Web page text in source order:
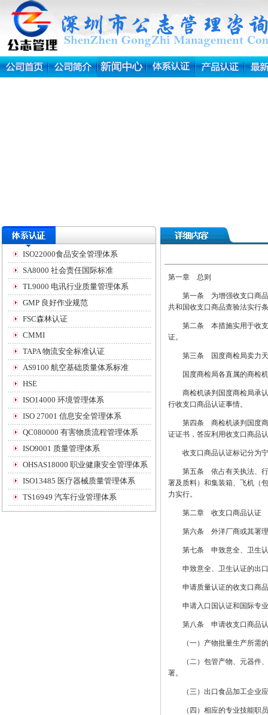
ISO22000食品安全管理体系
SA8000 社会责任国际标准
TL9000 电讯行业质量管理体系
GMP 良好作业规范
FSC森林认证
CMMI
TAPA 物流安全标准认证
AS9100 航空基础质量体系标准
HSE
ISO14000 环境管理体系
ISO 27001 信息安全管理体系
QC080000 有害物质流程管理体系
ISO9001 质量管理体系
OHSAS18000 职业健康安全管理体系
ISO13485 医疗器械质量管理体系
TS16949 汽车行业管理体系
第一章 总则
第一条 为增强收支口商品认
共和国收支口商品查验法实行
第二条 本措施实用于收支口
证。
第三条 国度商检局卖力天
国度商检局各直属的商检机
商检机谈判国度商检局承认
行收支口商品认证事情。
第四条 商检机谈判国度商检
证证书，答应利用收支口商品
收支口商品认证标记分为宁
第五条 依占有关执法、行政
署及质料）和集装箱、飞机（
力实行。
第二章 收支口商品认证
第六条 外洋厂商或其署理人
第七条 申致意全、卫生认
申致意全、卫生认证的出口
申请质量认证的收支口商品
申请入口国认证和国际专业
第八条 申请收支口商品认
（一）产物批量生产所需的
（二）包管产物、元器件、
署。
（三）出口食品加工企业应
（四）相应的专业技能职员